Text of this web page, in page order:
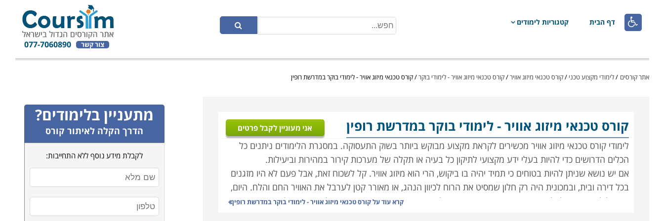
 דף הבית קטגוריות לימודים
צור קשר 077-7060890
אתר קורסים /לימודי מקצוע טכני /קורס טכנאי מיזוג אוויר/קורס טכנאי מיזוג אוויר - לימודי בוקר/קורס טכנאי מיזוג אוויר - לימודי בוקר במדרשת רופין
קורס טכנאי מיזוג אוויר- לימודי בוקר במדרשת רופין אני מעוניין לקבל פרטים
לימודי קורס טכנאי מיזוג אוויר מכשירים לקראת מקצוע מבוקש ביותר בשוק התעסוקה. במסגרת הלימודים ניתנים כל
הכלים הדרושים כדי להיות בעלי ידע מקצועי לתיקון כל בעיה או תקלה של מערכות קירור במהירות וביעילות.
אם יש נושא שניתן להיות בטוחים כי תמיד יהיה בו ביקוש, הרי הוא מיזוג אוויר. קל לשכוח זאת, אבל פעם לא היו מזגנים
בכל דירה ובית, ובמכונית היה רק חלון שמסיט את הרוח לכיוון הנהג, או מאורר קטן לערבל את האוויר החם והלח. היום,
אם חלילה וחס יתקלקל הקירור בעבודה בצהרי חודש יולי או אוגוסט, רוב הבוסים ירחמו על הצוות, וישלחו אותם הביתה
קרא עוד עלקורס טכנאי מיזוג אוויר - לימודי בוקר במדרשת רופין
מתעניין בלימודים?
הדרך הקלה לאיתור קורס
לקבלת מידע נוסף ללא התחייבות: